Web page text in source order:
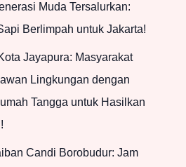
Muda Tersalurkan:
Berlimpah untuk Jakarta!
Jayapura: Masyarakat
Lingkungan dengan
Tangga untuk Hasilkan
Candi Borobudur: Jam